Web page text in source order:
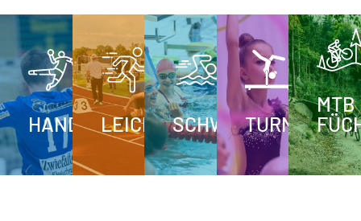
HANDBALLLEICHTATHLETIK
SCHWIMMEN
TURNEN
MTB